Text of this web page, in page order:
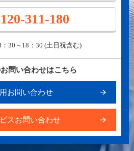
311-180
：30～18：30 (土日祝含む)
問い合わせはこちら
お問い合わせ
スお問い合わせ